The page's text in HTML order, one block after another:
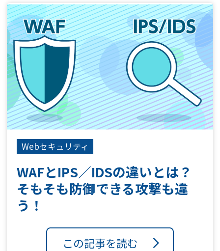
Webセキュリティ
WAFとIPS／IDSの違いとは？
そもそも防御できる攻撃も違
う！
この記事を読む